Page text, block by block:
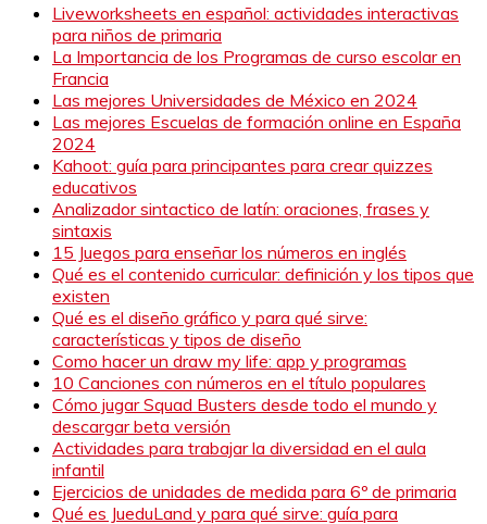
Liveworksheets en español: actividades interactivas
para niños de primaria
La Importancia de los Programas de curso escolar en
Francia
Las mejores Universidades de México en 2024
Las mejores Escuelas de formación online en España
2024
Kahoot: guía para principantes para crear quizzes
educativos
Analizador sintactico de latín: oraciones, frases y
sintaxis
15 Juegos para enseñar los números en inglés
Qué es el contenido curricular: definición y los tipos que
existen
Qué es el diseño gráfico y para qué sirve:
características y tipos de diseño
Como hacer un draw my life: app y programas
10 Canciones con números en el título populares
Cómo jugar Squad Busters desde todo el mundo y
descargar beta versión
Actividades para trabajar la diversidad en el aula
infantil
Ejercicios de unidades de medida para 6º de primaria
Qué es JueduLand y para qué sirve: guía para